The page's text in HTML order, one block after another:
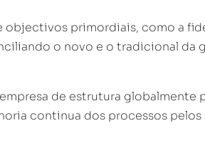
primordiais, como a
o novo e o tradicional da
de estrutura
continua dos processos pelos